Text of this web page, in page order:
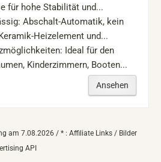
für hohe Stabilität und...
Abschalt-Automatik, kein
Heizelement und...
Ideal für den
Kinderzimmern, Booten...
Ansehen
am 7.08.2026 / * : Affiliate Links / Bilder
API